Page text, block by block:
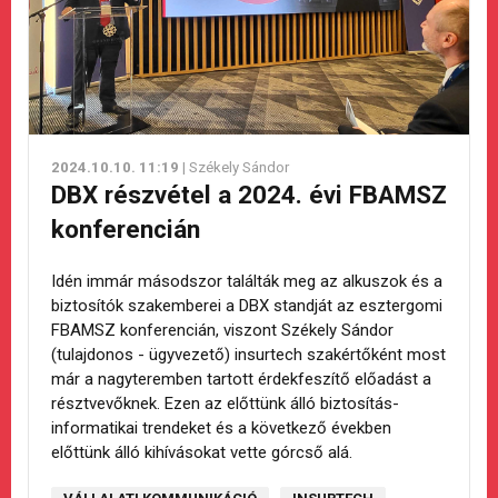
2024.10.10. 11:19 | Székely Sándor
DBX részvétel a 2024. évi FBAMSZ
konferencián
Idén immár másodszor találták meg az alkuszok és a
biztosítók szakemberei a DBX standját az esztergomi
FBAMSZ konferencián, viszont Székely Sándor
(tulajdonos - ügyvezető) insurtech szakértőként most
már a nagyteremben tartott érdekfeszítő előadást a
résztvevőknek. Ezen az előttünk álló biztosítás-
informatikai trendeket és a következő években
előttünk álló kihívásokat vette górcső alá.